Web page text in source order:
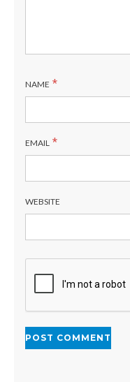
NAME *
EMAIL *
WEBSITE